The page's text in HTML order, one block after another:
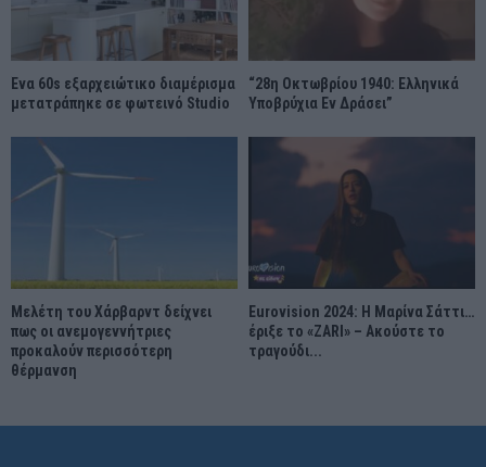
Ένα 60s εξαρχειώτικο διαμέρισμα
μετατράπηκε σε φωτεινό Studio
“28η Οκτωβρίου 1940: Ελληνικά
Υποβρύχια Εν Δράσει”
Μελέτη του Χάρβαρντ δείχνει
πως οι ανεμογεννήτριες
προκαλούν περισσότερη
θέρμανση
Eurovision 2024: Η Μαρίνα Σάττι…
έριξε το «ZARI» – Ακούστε το
τραγούδι...